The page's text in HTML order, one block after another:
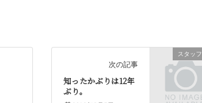
スタッ
次の記事
知ったかぶりは12年
ぶり。